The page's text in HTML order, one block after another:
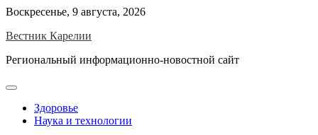
Skip
content
Воскресенье, 9 августа, 2026
Вестник Карелии
Региональный информационно-новостной сайт
Здоровье
Наука и технологии